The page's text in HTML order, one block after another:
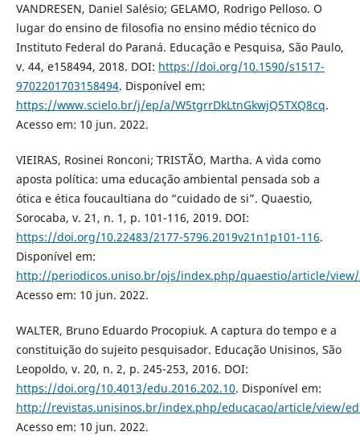
VANDRESEN, Daniel Salésio; GELAMO, Rodrigo Pelloso. O
lugar do ensino de filosofia no ensino médio técnico do
Instituto Federal do Paraná. Educação e Pesquisa, São Paulo,
v. 44, e158494, 2018. DOI: https://doi.org/10.1590/s1517-
9702201703158494. Disponível em:
https://www.scielo.br/j/ep/a/W5tgrrDkLtnGkwjQ5TXQ8cq.
Acesso em: 10 jun. 2022.
VIEIRAS, Rosinei Ronconi; TRISTÃO, Martha. A vida como
aposta política: uma educação ambiental pensada sob a
ótica e ética foucaultiana do “cuidado de si”. Quaestio,
Sorocaba, v. 21, n. 1, p. 101-116, 2019. DOI:
https://doi.org/10.22483/2177-5796.2019v21n1p101-116.
Disponível em:
http://periodicos.uniso.br/ojs/index.php/quaestio/article/view/
Acesso em: 10 jun. 2022.
WALTER, Bruno Eduardo Procopiuk. A captura do tempo e a
constituição do sujeito pesquisador. Educação Unisinos, São
Leopoldo, v. 20, n. 2, p. 245-253, 2016. DOI:
https://doi.org/10.4013/edu.2016.202.10. Disponível em:
http://revistas.unisinos.br/index.php/educacao/article/view/
Acesso em: 10 jun. 2022.